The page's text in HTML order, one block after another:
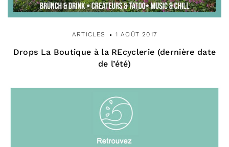
ARTICLES 1 AOÛT 2017
Drops La Boutique à la REcyclerie (dernière date
de l’été)